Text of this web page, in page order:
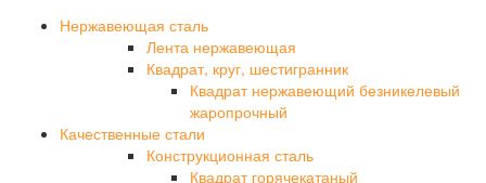
Нержавеющая сталь
Лента нержавеющая
Квадрат, круг, шестигранник
Квадрат нержавеющий безникелевый
жаропрочный
Качественные стали
Конструкционная сталь
Квадрат горячекатаный